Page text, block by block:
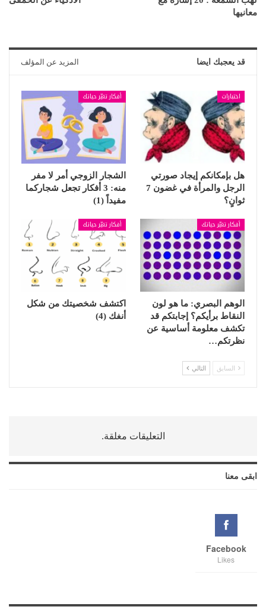
معانيها
قد يعجبك ايضا المزيد عن المؤلف
اختبارات
هل بإمكانكم إيجاد صورتي
الرجل والمرأة في غضون 7
ثوانٍ؟
أفكار تغيّر حياتك
الشجار الزوجي أمر لا مفر
منه: 3 أفكار تجعل شجاركما
مفيداً (1)
أفكار تغيّر حياتك
الوهم البصري: ما هو لون
النقاط برأيكم؟ إجابتكم قد
تكشف معلومة أساسية عن
نظرتكم…
أفكار تغيّر حياتك
اكتشف شخصيتك من شكل
أنفك (4)
السابق التالي
التعليقات مغلقة.
ابقى معنا
Facebook
Likes